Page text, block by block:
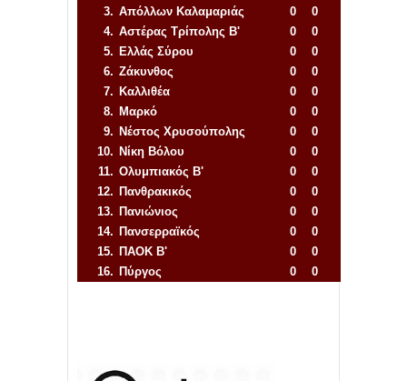
3. Απόλλων Καλαμαριάς 0
0
4. Αστέρας Τρίπολης Β' 0
0
5. Ελλάς Σύρου 0
0
6. Ζάκυνθος 0
0
7. Καλλιθέα 0
0
8. Μαρκό 0
0
9. Νέστος Χρυσούπολης 0
0
10. Νίκη Βόλου 0
0
11. Ολυμπιακός Β' 0
0
12. Πανθρακικός 0
0
13. Πανιώνιος 0
0
14. Πανσερραϊκός 0
0
15. ΠΑΟΚ Β' 0
0
16. Πύργος 0
0